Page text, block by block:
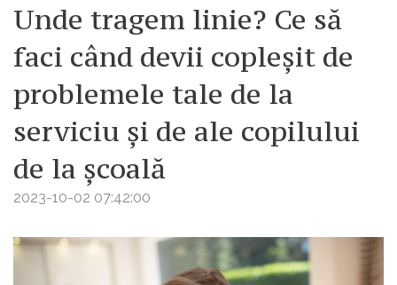
Unde tragem linie? Ce să
faci când devii copleșit de
problemele tale de la
serviciu și de ale copilului
de la școală
2023-10-02 07:42:00